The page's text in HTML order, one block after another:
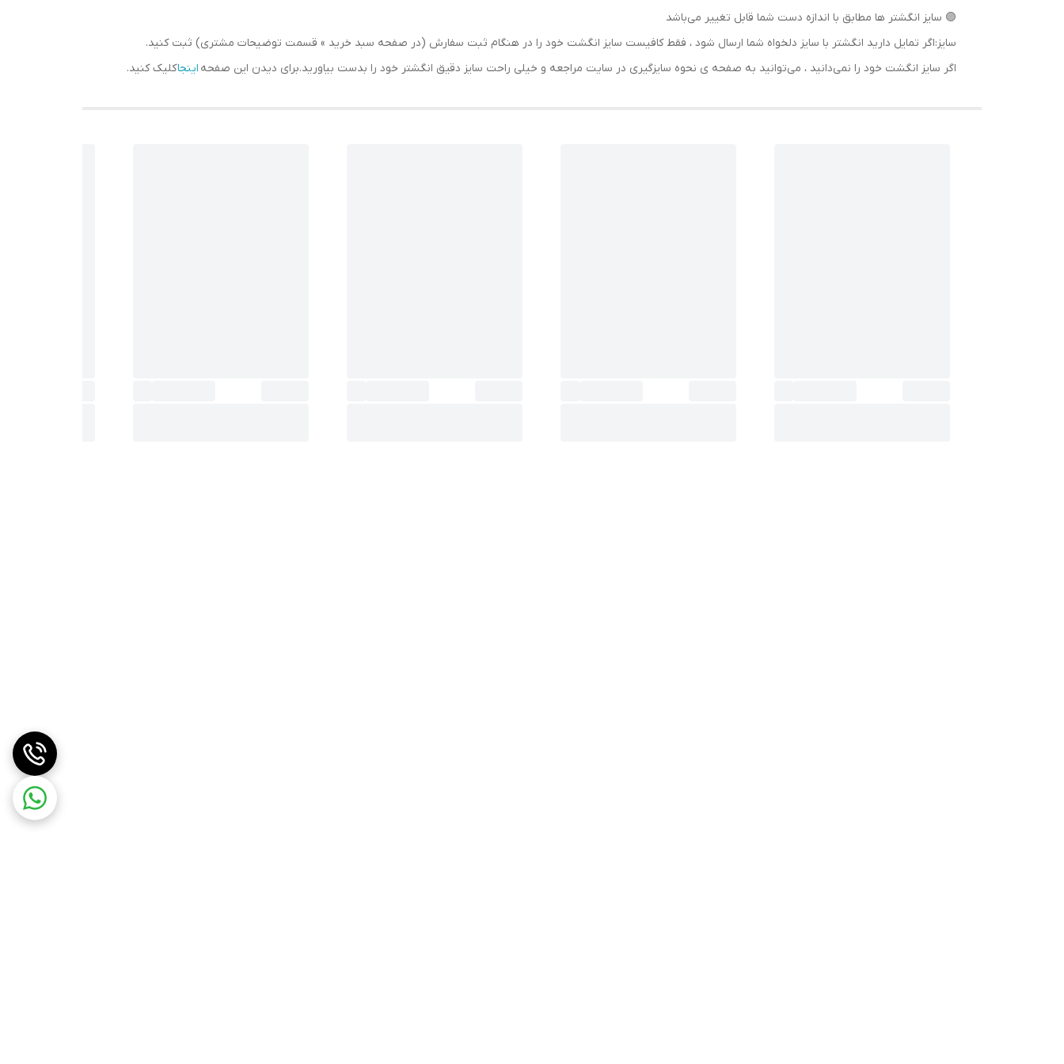
🟣 سایز انگشتر ها مطابق با اندازه دست شما قابل تغییر می‌باشد
سایز:اگر تمایل دارید انگشتر با سایز دلخواه شما ارسال شود ، فقط کافیست سایز انگشت خود را در هنگام ثبت سفارش (در صفحه سبد خرید » قسمت توضیحات مشتری) ثبت کنید.
اگر سایز انگشت خود را نمی‌دانید ، می‌توانید به صفحه ی نحوه سایزگیری در سایت مراجعه و خیلی راحت سایز دقیق انگشتر خود را بدست بیاورید.برای دیدن این صفحه اینجاکلیک کنید.